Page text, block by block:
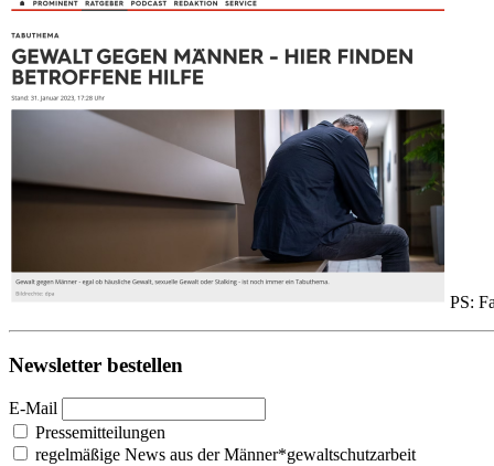
PS:
Newsletter bestellen
E-Mail
Pressemitteilungen
regelmäßige News aus der Männer*gewaltschutzarbeit